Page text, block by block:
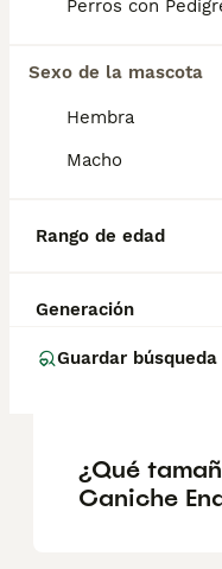
Perros con
Sexo de la mascota
Hembra
Macho
Rango de edad
Generación
Guardar búsqueda
¿Cómo es
Caniche
desventajas
¿Cuál es la
vida de un
¿Qué
Caniche